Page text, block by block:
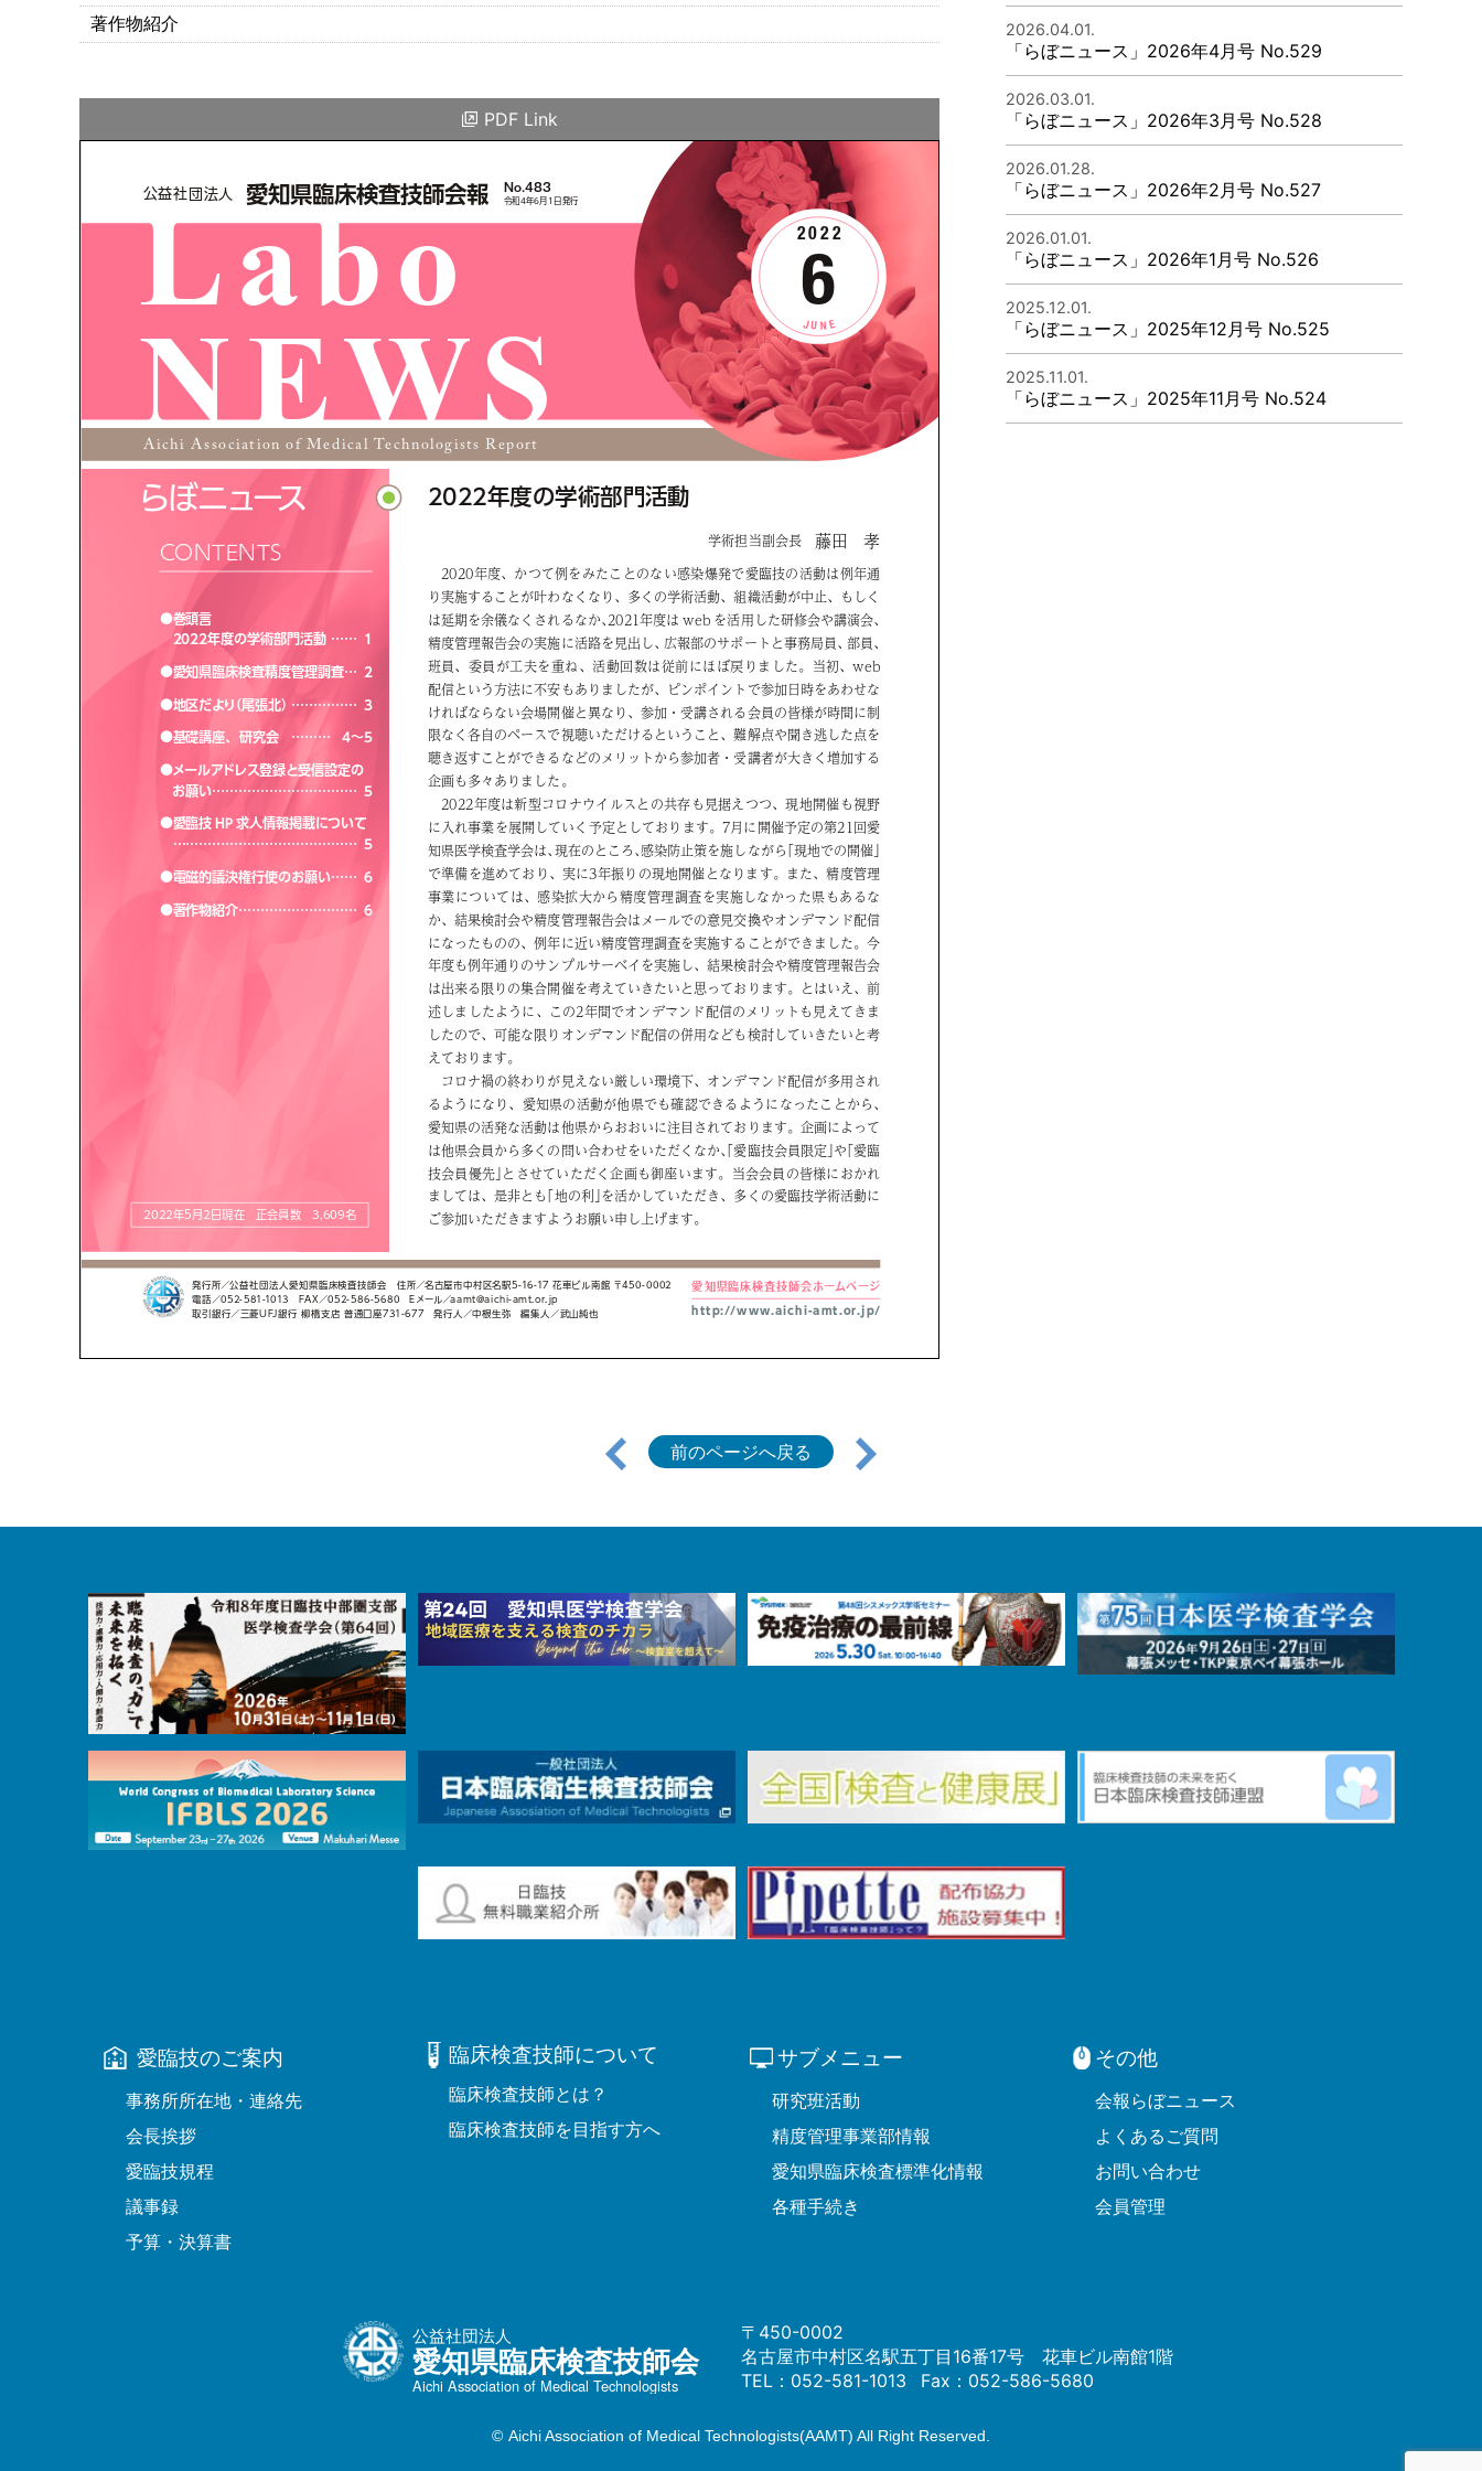
著作物紹介
PDF Link
2026.04.01.
「らぼニュース」2026年4月号 No.529
2026.03.01.
「らぼニュース」2026年3月号 No.528
2026.01.28.
「らぼニュース」2026年2月号 No.527
2026.01.01.
「らぼニュース」2026年1月号 No.526
2025.12.01.
「らぼニュース」2025年12月号 No.525
2025.11.01.
「らぼニュース」2025年11月号 No.524
前のページへ戻る
愛臨技のご案内
事務所所在地・連絡先
会長挨拶
愛臨技規程
議事録
予算・決算書
臨床検査技師について
臨床検査技師とは？
臨床検査技師を目指す方へ
サブメニュー
研究班活動
精度管理事業部情報
愛知県臨床検査標準化情報
各種手続き
その他
会報らぼニュース
よくあるご質問
お問い合わせ
会員管理
公益社団法人
愛知県臨床検査技師会
Aichi Association of Medical Technologists
〒450-0002
名古屋市中村区名駅五丁目16番17号 花車ビル南館1階
TEL： 052-581-1013 Fax：052-586-5680
© Aichi Association of Medical Technologists(AAMT) All Right Reserved.